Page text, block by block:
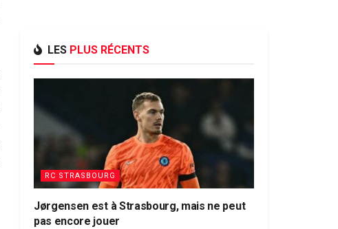
LES PLUS RÉCENTS
RC STRASBOURG
Jørgensen est à Strasbourg, mais ne peut
pas encore jouer